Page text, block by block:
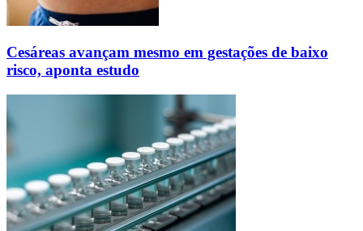
Cesáreas avançam mesmo em gestações de baixo
risco, aponta estudo